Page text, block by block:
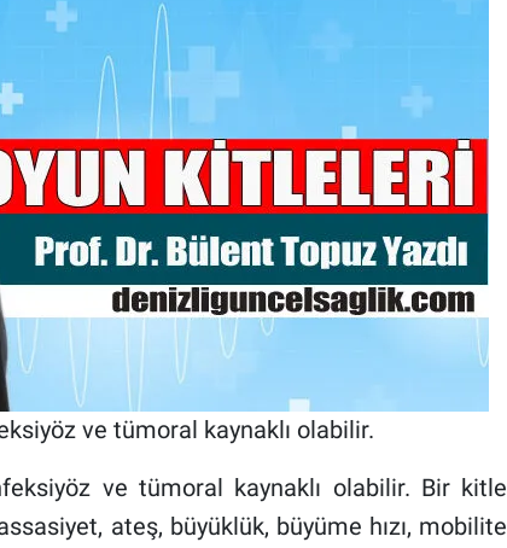
ve tümoral kaynaklı olabilir.
ve tümoral kaynaklı olabilir. Bir kitle
ateş, büyüklük, büyüme hızı, mobilite